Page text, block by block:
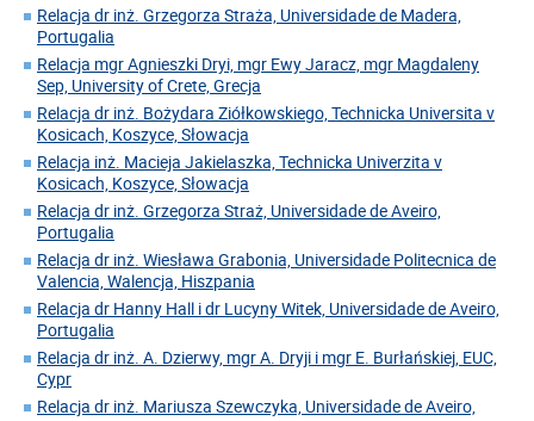
Relacja dr inż. Grzegorza Straża, Universidade de Madera,
Portugalia
Relacja mgr Agnieszki Dryi, mgr Ewy Jaracz, mgr Magdaleny
Sep, University of Crete, Grecja
Relacja dr inż. Bożydara Ziółkowskiego, Technicka Universita v
Kosicach, Koszyce, Słowacja
Relacja inż. Macieja Jakielaszka, Technicka Univerzita v
Kosicach, Koszyce, Słowacja
Relacja dr inż. Grzegorza Straż, Universidade de Aveiro,
Portugalia
Relacja dr inż. Wiesława Grabonia, Universidade Politecnica de
Valencia, Walencja, Hiszpania
Relacja dr Hanny Hall i dr Lucyny Witek, Universidade de Aveiro,
Portugalia
Relacja dr inż. A. Dzierwy, mgr A. Dryji i mgr E. Burłańskiej, EUC,
Cypr
Relacja dr inż. Mariusza Szewczyka, Universidade de Aveiro,